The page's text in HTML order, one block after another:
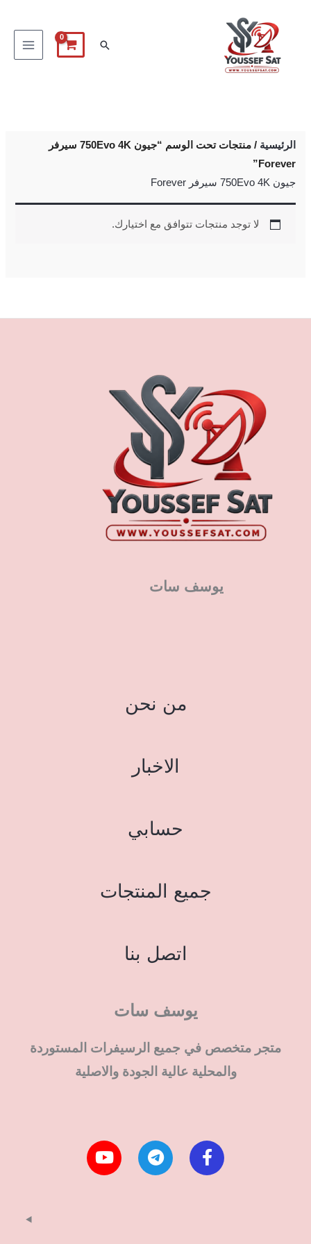
البحث
الرئيسية
/ منتجات تحت الوسم “جيون 750Evo 4K سيرفر
Forever”
جيون 750Evo 4K سيرفر Forever
لا توجد منتجات تتوافق مع اختيارك.
يوسف سات
من نحن
الاخبار
حسابي
جميع المنتجات
اتصل بنا
يوسف سات
متجر متخصص في جميع الرسيفرات المستوردة
والمحلية عالية الجودة والاصلية